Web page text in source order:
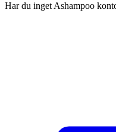
Har du inget Ashampoo